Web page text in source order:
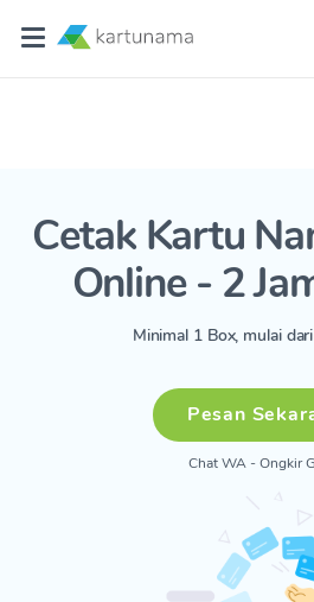
Cetak Kartu
Online - 2
Minimal 1 Box, mulai
Pesan
Chat WA - Ongkir